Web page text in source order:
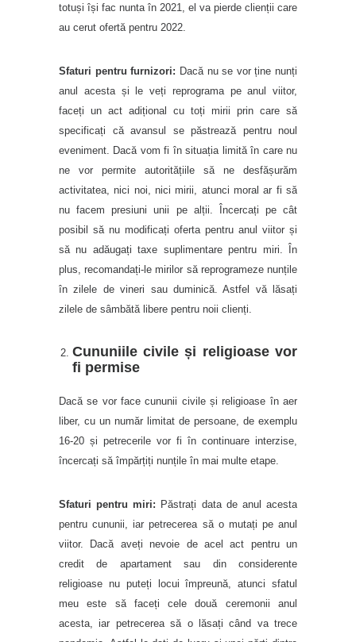
totuși își fac nunta în 2021, el va pierde clienții care
au cerut ofertă pentru 2022.
Sfaturi pentru furnizori: Dacă nu se vor ține nunți
anul acesta și le veți reprograma pe anul viitor,
faceți un act adițional cu toți mirii prin care să
specificați că avansul se păstrează pentru noul
eveniment. Dacă vom fi în situația limită în care nu
ne vor permite autoritățiile să ne desfășurăm
activitatea, nici noi, nici mirii, atunci moral ar fi să
nu facem presiuni unii pe alții. Încercați pe cât
posibil să nu modificați oferta pentru anul viitor și
să nu adăugați taxe suplimentare pentru miri. În
plus, recomandați-le mirilor să reprogrameze nunțile
în zilele de vineri sau duminică. Astfel vă lăsați
zilele de sâmbătă libere pentru noii clienți.
Cununiile civile și religioase vor
fi permise
Dacă se vor face cununii civile și religioase în aer
liber, cu un număr limitat de persoane, de exemplu
16-20 și petrecerile vor fi în continuare interzise,
încercați să împărțiți nunțile în mai multe etape.
Sfaturi pentru miri: Păstrați data de anul acesta
pentru cununii, iar petrecerea să o mutați pe anul
viitor. Dacă aveți nevoie de acel act pentru un
credit de apartament sau din considerente
religioase nu puteți locui împreună, atunci sfatul
meu este să faceți cele două ceremonii anul
acesta, iar petrecerea să o lăsați când va trece